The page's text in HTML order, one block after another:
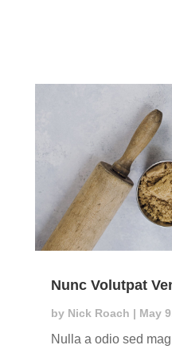
Nunc Volutpat
by Nick Roach | May
Nulla a odio sed